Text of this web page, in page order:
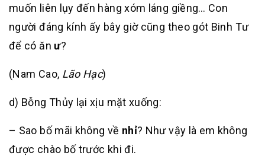
muốn liên lụy đến hàng xóm láng giềng… Con
người đáng kính ấy bây giờ cũng theo gót Binh Tư
để có ăn ư?
(Nam Cao, Lão Hạc)
d) Bỗng Thủy lại xịu mặt xuống:
– Sao bố mãi không về nhỉ? Như vậy là em không
được chào bố trước khi đi.